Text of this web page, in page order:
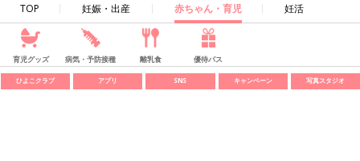
TOP 妊娠・出産 赤ちゃん・育児 妊活
育児グッズ 病気・予防接種 離乳食 優待パス
ひよこクラブ アプリ SNS キャンペーン 写真スタジオ